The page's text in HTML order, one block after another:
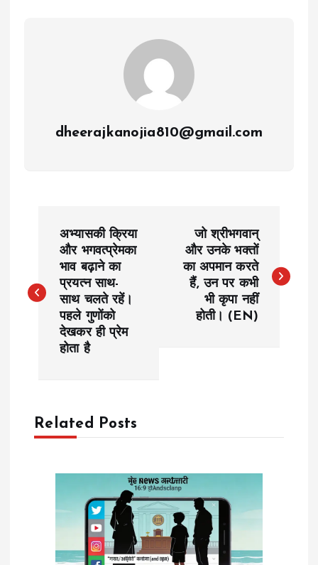
dheerajkanojia810@gmail.com
s
v
अभ्यासकी क्रिया
और भगवत्प्रेमका
भाव बढ़ाने का
प्रयत्न साथ-
साथ चलते रहें।
पहले गुणोंको
देखकर ही प्रेम
होता है
जो श्रीभगवान्
और उनके भक्तों
का अपमान करते
हैं, उन पर कभी
भी कृपा नहीं
होती। (EN)
Related Posts